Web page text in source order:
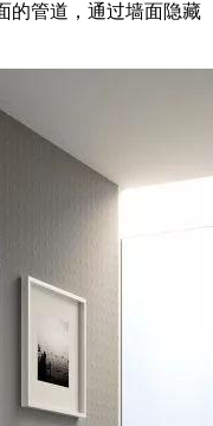
的管道，通过墙面隐藏